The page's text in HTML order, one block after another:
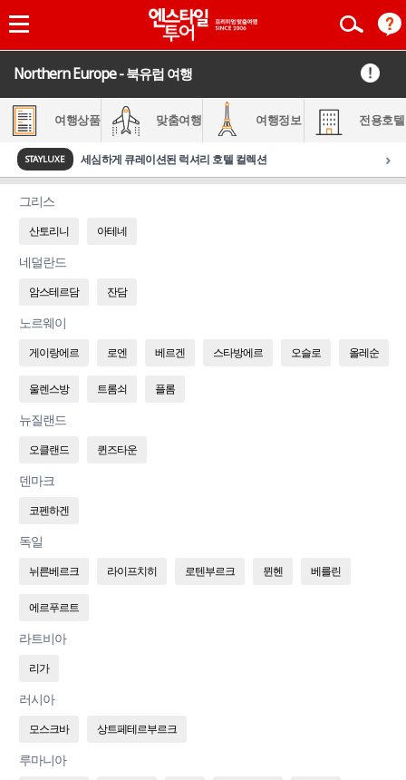
Northern Europe - 북유럽 여행
여행상품 맞춤여행 여행정보 전용호텔
STAYLUXE 세심하게 큐레이션된 럭셔리 호텔 컬렉션 ›
그리스
산토리니 아테네
네덜란드
암스테르담 잔담
노르웨이
게이랑에르 로엔 베르겐 스타방에르 오슬로 올레순
울렌스방 트롬쇠 플롬
뉴질랜드
오클랜드 퀸즈타운
덴마크
코펜하겐
독일
뉘른베르크 라이프치히 로텐부르크 뮌헨 베를린
에르푸르트
라트비아
리가
러시아
모스크바 상트페테르부르크
루마니아